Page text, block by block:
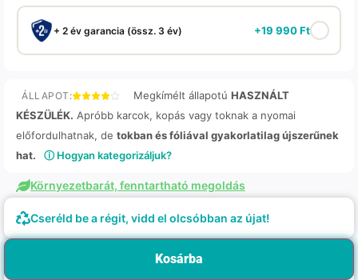
+ 2 év garancia (össz. 3 év) +19 990Ft
ÁLLAPOT: Megkímélt állapotú HASZNÁLT
KÉSZÜLÉK. Apróbb karcok, kopás vagy toknak a nyomai
előfordulhatnak, de tokban és fóliával gyakorlatilag újszerűnek
hat.
ⓘ Hogyan kategorizáljuk?
Környezetbarát, fenntartható megoldás
Cseréld be a régit, vidd el olcsóbban az újat!
Kosárba